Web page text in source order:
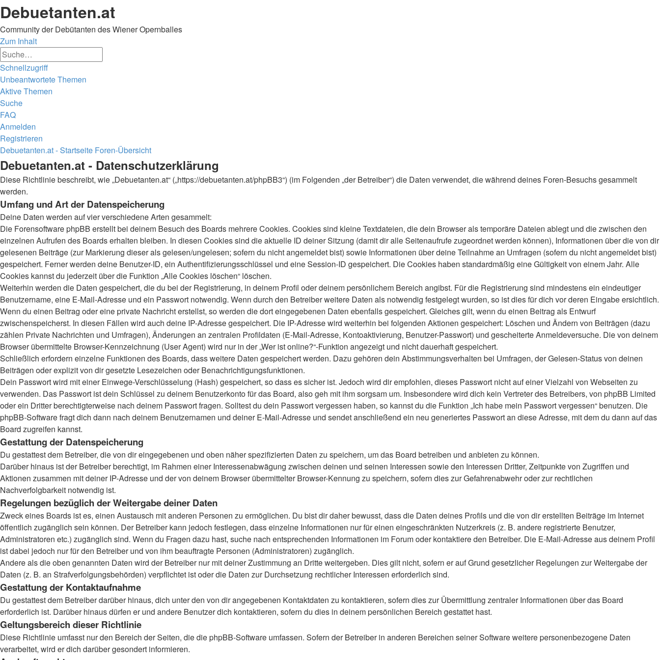
Debuetanten.at
Community der Debütanten des Wiener Opernballes
Zum Inhalt
Schnellzugriff
Unbeantwortete Themen
Aktive Themen
Suche
FAQ
Anmelden
Registrieren
Debuetanten.at - Startseite Foren-Übersicht
Suche
Debuetanten.at - Datenschutzerklärung
Diese Richtlinie beschreibt, wie „Debuetanten.at“ („https://debuetanten.at/phpBB3“) (im Folgenden „der Betreiber“) die Daten verwendet, die während deines Foren-Besuchs gesammelt
werden.
Umfang und Art der Datenspeicherung
Deine Daten werden auf vier verschiedene Arten gesammelt:
Die Forensoftware phpBB erstellt bei deinem Besuch des Boards mehrere Cookies. Cookies sind kleine Textdateien, die dein Browser als temporäre Dateien ablegt und die zwischen den
einzelnen Aufrufen des Boards erhalten bleiben. In diesen Cookies sind die aktuelle ID deiner Sitzung (damit dir alle Seitenaufrufe zugeordnet werden können), Informationen über die von dir
gelesenen Beiträge (zur Markierung dieser als gelesen/ungelesen; sofern du nicht angemeldet bist) sowie Informationen über deine Teilnahme an Umfragen (sofern du nicht angemeldet bist)
gespeichert. Ferner werden deine Benutzer-ID, ein Authentifizierungsschlüssel und eine Session-ID gespeichert. Die Cookies haben standardmäßig eine Gültigkeit von einem Jahr. Alle
Cookies kannst du jederzeit über die Funktion „Alle Cookies löschen“ löschen.
Weiterhin werden die Daten gespeichert, die du bei der Registrierung, in deinem Profil oder deinem persönlichem Bereich angibst. Für die Registrierung sind mindestens ein eindeutiger
Benutzername, eine E-Mail-Adresse und ein Passwort notwendig. Wenn durch den Betreiber weitere Daten als notwendig festgelegt wurden, so ist dies für dich vor deren Eingabe ersichtlich.
Wenn du einen Beitrag oder eine private Nachricht erstellst, so werden die dort eingegebenen Daten ebenfalls gespeichert. Gleiches gilt, wenn du einen Beitrag als Entwurf
zwischenspeicherst. In diesen Fällen wird auch deine IP-Adresse gespeichert. Die IP-Adresse wird weiterhin bei folgenden Aktionen gespeichert: Löschen und Ändern von Beiträgen (dazu
zählen Private Nachrichten und Umfragen), Änderungen an zentralen Profildaten (E-Mail-Adresse, Kontoaktivierung, Benutzer-Passwort) und gescheiterte Anmeldeversuche. Die von deinem
Browser übermittelte Browser-Kennzeichnung (User Agent) wird nur in der „Wer ist online?“-Funktion angezeigt und nicht dauerhaft gespeichert.
Schließlich erfordern einzelne Funktionen des Boards, dass weitere Daten gespeichert werden. Dazu gehören dein Abstimmungsverhalten bei Umfragen, der Gelesen-Status von deinen
Beiträgen oder explizit von dir gesetzte Lesezeichen oder Benachrichtigungsfunktionen.
Dein Passwort wird mit einer Einwege-Verschlüsselung (Hash) gespeichert, so dass es sicher ist. Jedoch wird dir empfohlen, dieses Passwort nicht auf einer Vielzahl von Webseiten zu
verwenden. Das Passwort ist dein Schlüssel zu deinem Benutzerkonto für das Board, also geh mit ihm sorgsam um. Insbesondere wird dich kein Vertreter des Betreibers, von phpBB Limited
oder ein Dritter berechtigterweise nach deinem Passwort fragen. Solltest du dein Passwort vergessen haben, so kannst du die Funktion „Ich habe mein Passwort vergessen“ benutzen. Die
phpBB-Software fragt dich dann nach deinem Benutzernamen und deiner E-Mail-Adresse und sendet anschließend ein neu generiertes Passwort an diese Adresse, mit dem du dann auf das
Board zugreifen kannst.
Gestattung der Datenspeicherung
Du gestattest dem Betreiber, die von dir eingegebenen und oben näher spezifizierten Daten zu speichern, um das Board betreiben und anbieten zu können.
Darüber hinaus ist der Betreiber berechtigt, im Rahmen einer Interessenabwägung zwischen deinen und seinen Interessen sowie den Interessen Dritter, Zeitpunkte von Zugriffen und
Aktionen zusammen mit deiner IP-Adresse und der von deinem Browser übermittelter Browser-Kennung zu speichern, sofern dies zur Gefahrenabwehr oder zur rechtlichen
Nachverfolgbarkeit notwendig ist.
Regelungen bezüglich der Weitergabe deiner Daten
Zweck eines Boards ist es, einen Austausch mit anderen Personen zu ermöglichen. Du bist dir daher bewusst, dass die Daten deines Profils und die von dir erstellten Beiträge im Internet
öffentlich zugänglich sein können. Der Betreiber kann jedoch festlegen, dass einzelne Informationen nur für einen eingeschränkten Nutzerkreis (z. B. andere registrierte Benutzer,
Administratoren etc.) zugänglich sind. Wenn du Fragen dazu hast, suche nach entsprechenden Informationen im Forum oder kontaktiere den Betreiber. Die E-Mail-Adresse aus deinem Profil
ist dabei jedoch nur für den Betreiber und von ihm beauftragte Personen (Administratoren) zugänglich.
Andere als die oben genannten Daten wird der Betreiber nur mit deiner Zustimmung an Dritte weitergeben. Dies gilt nicht, sofern er auf Grund gesetzlicher Regelungen zur Weitergabe der
Daten (z. B. an Strafverfolgungsbehörden) verpflichtet ist oder die Daten zur Durchsetzung rechtlicher Interessen erforderlich sind.
Gestattung der Kontaktaufnahme
Du gestattest dem Betreiber darüber hinaus, dich unter den von dir angegebenen Kontaktdaten zu kontaktieren, sofern dies zur Übermittlung zentraler Informationen über das Board
erforderlich ist. Darüber hinaus dürfen er und andere Benutzer dich kontaktieren, sofern du dies in deinem persönlichen Bereich gestattet hast.
Geltungsbereich dieser Richtlinie
Diese Richtlinie umfasst nur den Bereich der Seiten, die die phpBB-Software umfassen. Sofern der Betreiber in anderen Bereichen seiner Software weitere personenbezogene Daten
verarbeitet, wird er dich darüber gesondert informieren.